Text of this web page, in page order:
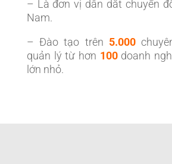
– Là đơn vị dẫn dắt chuyển
Nam.
– Đào tạo trên 5.000
quản lý từ hơn 100doanh
lớn nhỏ.